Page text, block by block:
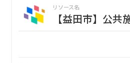
リソース名
【益田市】公共